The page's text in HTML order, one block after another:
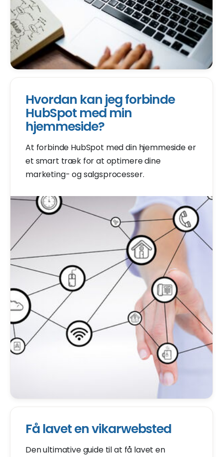
Hvordan kan jeg forbinde
HubSpot med min
hjemmeside?
At forbinde HubSpot med din hjemmeside er
et smart træk for at optimere dine
marketing- og salgsprocesser.
Få lavet en vikarwebsted
Den ultimative guide til at få lavet en